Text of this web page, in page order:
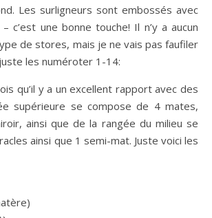
Les surligneurs sont embossés avec
c’est une bonne touche! Il n’y a aucun
de stores, mais je ne vais pas faufiler
les numéroter 1-14:
qu’il y a un excellent rapport avec des
supérieure se compose de 4 mates,
ainsi que de la rangée du milieu se
ainsi que 1 semi-mat. Juste voici les